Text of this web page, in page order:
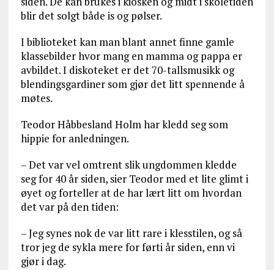
blir det solgt både is og pølser.
I biblioteket kan man blant annet finne gamle
klassebilder hvor mang en mamma og pappa er
avbildet. I diskoteket er det 70-tallsmusikk og
blendingsgardiner som gjør det litt spennende å
møtes.
Teodor Håbbesland Holm har kledd seg som
hippie for anledningen.
– Det var vel omtrent slik ungdommen kledde
seg for 40 år siden, sier Teodor med et lite glimt i
øyet og forteller at de har lært litt om hvordan
det var på den tiden:
– Jeg synes nok de var litt rare i klesstilen, og så
tror jeg de sykla mere for førti år siden, enn vi
gjør i dag.